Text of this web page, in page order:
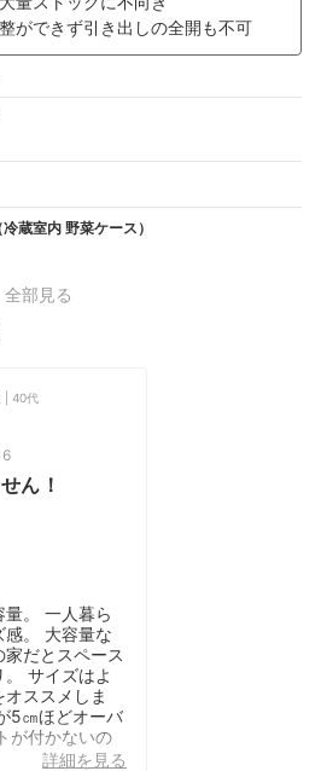
ができず引き出しの全開も不可
蔵室内 野菜ケース）
全部見る
| 40代
ん！
。 一人暮ら
感。 大容量な
だとスペース
サイズはよ
ススメしま
5㎝ほどオーバ
が付かないの
詳細を見る